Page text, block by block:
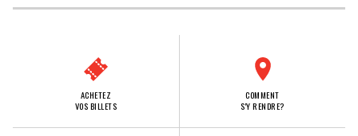
ACHETEZ
VOS BILLETS
COMMENT
S'Y RENDRE?